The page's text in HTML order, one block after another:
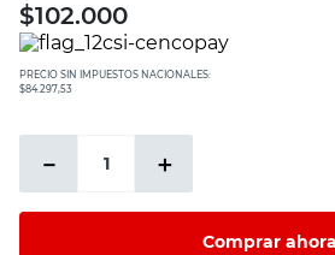
$102.000
PRECIO SIN IMPUESTOS NACIONALES:
$84.297,53
＋
－
Comprar ahora